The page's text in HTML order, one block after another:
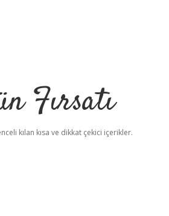
Fırsatı
kılan kısa ve dikkat çekici içerikler.